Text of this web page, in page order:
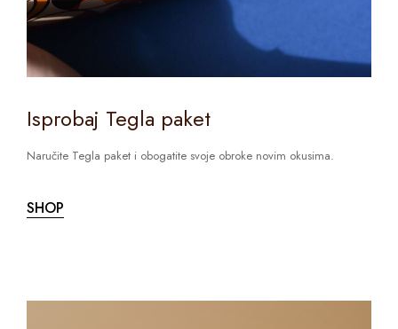
Isprobaj Tegla paket
Naručite Tegla paket i obogatite svoje obroke novim okusima.
SHOP